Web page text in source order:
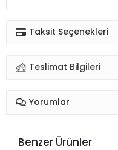
Taksit Seçenekleri
Teslimat Bilgileri
Yorumlar
Benzer Ürünler